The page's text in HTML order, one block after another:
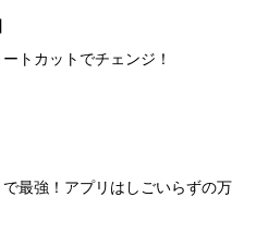
トカットでチェンジ！
最強！アプリはしごいらずの万